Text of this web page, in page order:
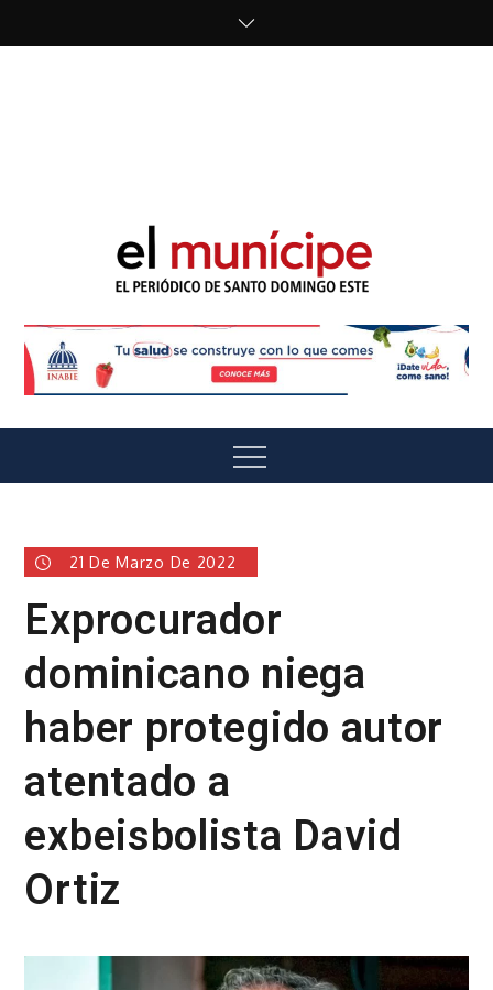
El Munícipe
Menu
21 De Marzo De 2022
Exprocurador
dominicano niega
haber protegido autor
atentado a
exbeisbolista David
Ortiz